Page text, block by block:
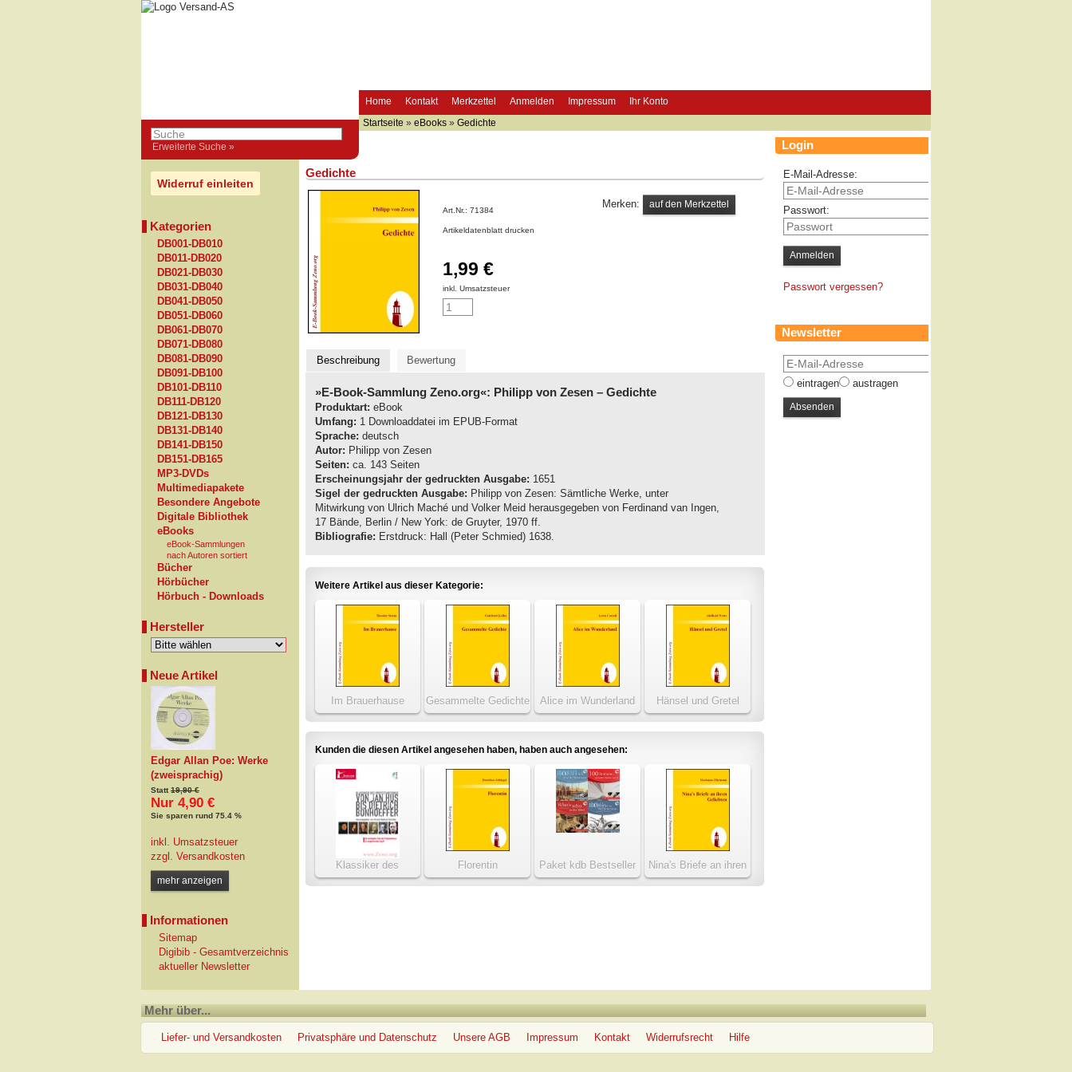
Home Kontakt Merkzettel Anmelden Impressum Ihr Konto
Erweiterte Suche »
Startseite » eBooks » Gedichte
Widerruf einleiten
Kategorien
DB001-DB010
DB011-DB020
DB021-DB030
DB031-DB040
DB041-DB050
DB051-DB060
DB061-DB070
DB071-DB080
DB081-DB090
DB091-DB100
DB101-DB110
DB111-DB120
DB121-DB130
DB131-DB140
DB141-DB150
DB151-DB165
MP3-DVDs
Multimediapakete
Besondere Angebote
Digitale Bibliothek
eBooks
eBook-Sammlungen
nach Autoren sortiert
Bücher
Hörbücher
Hörbuch - Downloads
Hersteller
Neue Artikel
Edgar Allan Poe: Werke
(zweisprachig)
Statt19,90 €
Nur 4,90 €
Sie sparen rund 75.4 %
inkl. Umsatzsteuer
zzgl. Versandkosten
mehr anzeigen
Informationen
Sitemap
Digibib - Gesamtverzeichnis
aktueller Newsletter
Gedichte
Art.Nr.: 71384
Artikeldatenblatt drucken
1,99 €
inkl. Umsatzsteuer
Merken:
Beschreibung Bewertung
»E-Book-Sammlung Zeno.org«: Philipp von Zesen – Gedichte
Produktart: eBook
Umfang: 1 Downloaddatei im EPUB-Format
Sprache: deutsch
Autor: Philipp von Zesen
Seiten: ca. 143 Seiten
Erscheinungsjahr der gedruckten Ausgabe: 1651
Sigel der gedruckten Ausgabe: Philipp von Zesen: Sämtliche Werke, unter
Mitwirkung von Ulrich Maché und Volker Meid herausgegeben von Ferdinand van Ingen,
17 Bände, Berlin / New York: de Gruyter, 1970 ff.
Bibliografie: Erstdruck: Hall (Peter Schmied) 1638.
Weitere Artikel aus dieser Kategorie:
Im Brauerhause Gesammelte Gedichte Alice im Wunderland Hänsel und Gretel
Kunden die diesen Artikel angesehen haben, haben auch angesehen:
Klassiker des
Protestantismus
Florentin Paket kdb Bestseller
Nina's Briefe an ihren
Geliebten
Login
E-Mail-Adresse:
Passwort:
Passwort vergessen?
Newsletter
eintragen austragen
Mehr über...
Liefer- und Versandkosten Privatsphäre und Datenschutz Unsere AGB Impressum Kontakt Widerrufsrecht Hilfe